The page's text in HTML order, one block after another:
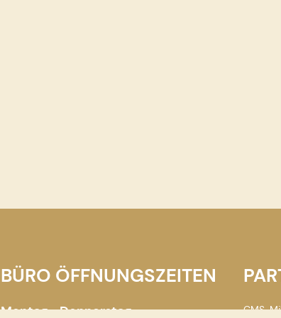
BÜRO ÖFFNUNGSZEITEN
Montag - Donnerstag
CMS-